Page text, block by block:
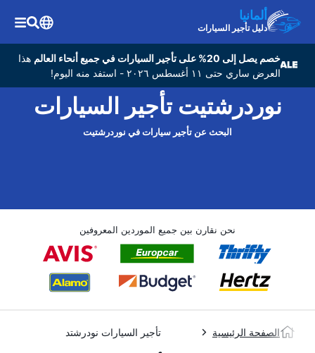
ألمانيا
دليل تأجير السيارات
خصم يصل إلى 20% على تأجير السيارات في جميع أنحاء العالم
هذا
العرض ساري حتى ١١ أغسطس ٢٠٢٦ - استفد منه اليوم!
نوردرشتيت تأجير السيارات
البحث عن تأجير سيارات في نوردرشتيت
نحن نقارن بين جميع الموردين المعروفين
الصفحة الرئيسية تأجير السيارات نودرشتد